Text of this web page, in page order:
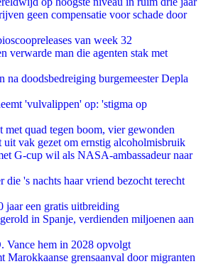
geen compensatie voor schade door
van week 32
verwarde man die agenten stak met
na doodsbedreiging burgemeester Depla
'vulvalippen' op: 'stigma op
met quad tegen boom, vier gewonden
uit vak gezet om ernstig alcoholmisbruik
G-cup wil als NASA-ambassadeur naar
die 's nachts haar vriend bezocht terecht
jaar een gratis uitbreiding
in Spanje, verdienden miljoenen aan
Vance hem in 2028 opvolgt
Marokkaanse grensaanval door migranten